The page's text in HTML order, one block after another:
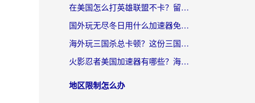
在美国怎么打英雄联盟不卡？留学生亲测的国服游戏加速全攻略
国外玩无尽冬日用什么加速器免费？海外党国服游戏加速避坑指南
海外玩三国杀总卡顿？这份三国杀游戏加速器指南帮你告别延迟烦恼
火影忍者美国加速器有哪些？海外党亲测的国服游戏加速全攻略（含菲律宾玩三国之刃守望黎明技巧）
地区限制怎么办